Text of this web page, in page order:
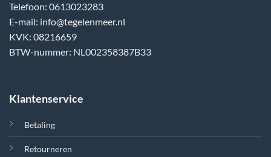
Telefoon: 0613023283
E-mail: info@tegelenmeer.nl
KVK: 08216659
BTW-nummer: NL002358387B33
Klantenservice
Betaling
Retourneren